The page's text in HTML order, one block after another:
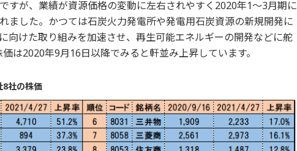
すが、業績が資源価格の変動に左右されやすく2020年1～3月期に
ました。かつては石炭火力発電所や発電用石炭資源の新規開発に
向けた取り組みを加速させ、再生可能エネルギーの開発などに舵
は2020年9月16日以降でみると軒並み上昇しています。
8社の株価